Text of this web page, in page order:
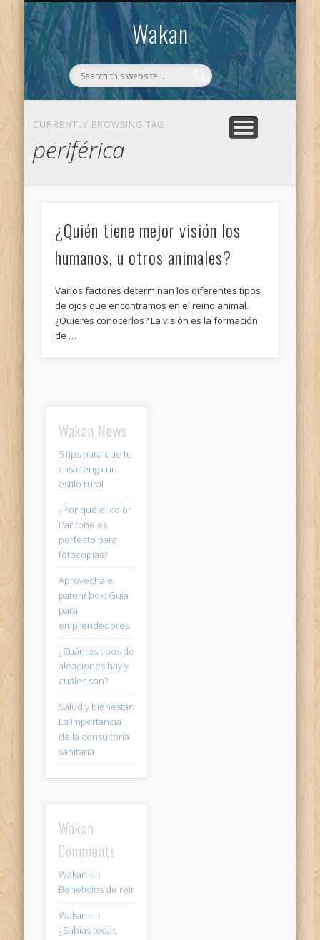
Wakan
WAKAN
CONTACTO
CURRENTLY BROWSING TAG
periférica
¿Quién tiene mejor visión los
humanos, u otros animales?
Varios factores determinan los diferentes tipos
de ojos que encontramos en el reino animal.
¿Quieres conocerlos? La visión es la formación
de …
Wakan News
5 tips para que tu
casa tenga un
estilo rural
¿Por qué el color
Pantone es
perfecto para
fotocopias?
Aprovecha el
patent box: Guía
para
emprendedores
¿Cuántos tipos de
aleaciones hay y
cuáles son?
Salud y bienestar:
La importancia
de la consultoría
sanitaria
Wakan
Comments
Wakan en
Beneficios de reir
Wakan en
¿Sabías todas